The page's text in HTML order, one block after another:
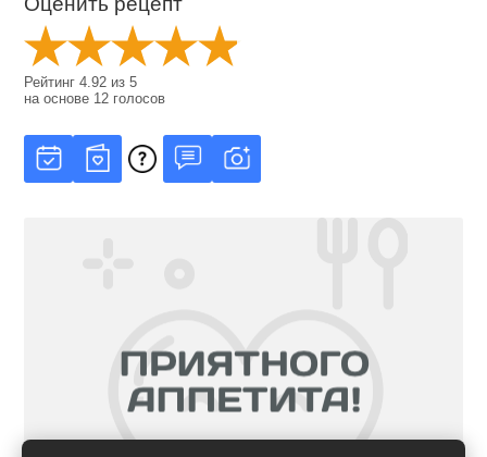
Рейтинг4.92 из5
на основе 12 голосов